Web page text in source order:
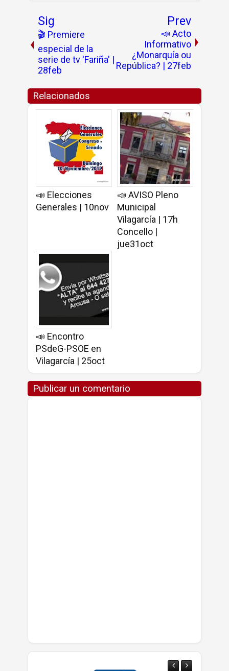
Sig
🎬 Premiere
especial de la
serie de tv 'Fariña' |
28feb
Prev
📣 Acto
Informativo
¿Monarquía ou
República? | 27feb
Relacionados
📣 Elecciones
Generales | 10nov
📣 AVISO Pleno
Municipal
Vilagarcía | 17h
Concello |
jue31oct
📣 Encontro
PSdeG-PSOE en
Vilagarcía | 25oct
Publicar un comentario